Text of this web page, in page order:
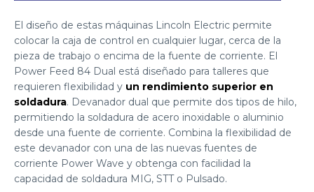
El diseño de estas máquinas Lincoln Electric permite
colocar la caja de control en cualquier lugar, cerca de la
pieza de trabajo o encima de la fuente de corriente. El
Power Feed 84 Dual está diseñado para talleres que
requieren flexibilidad y un rendimiento superior en
soldadura. Devanador dual que permite dos tipos de hilo,
permitiendo la soldadura de acero inoxidable o aluminio
desde una fuente de corriente. Combina la flexibilidad de
este devanador con una de las nuevas fuentes de
corriente Power Wave y obtenga con facilidad la
capacidad de soldadura MIG, STT o Pulsado.